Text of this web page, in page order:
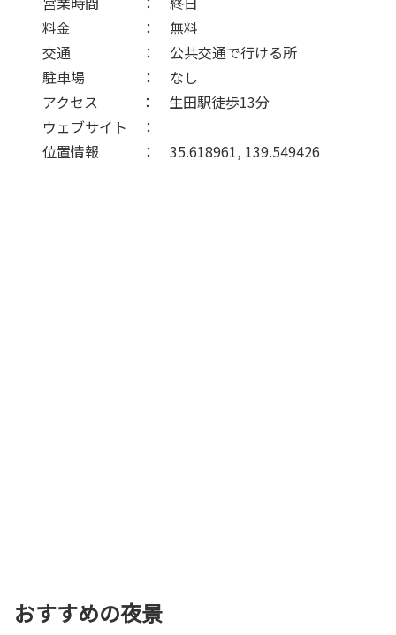
料金 ： 無料
交通 ： 公共交通で行ける所
駐車場 ： なし
アクセス ： 生田駅徒歩13分
ウェブサイト ：
位置情報 ： 35.618961, 139.549426
おすすめの夜景